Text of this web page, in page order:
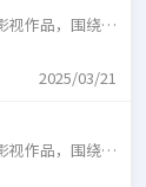
视作品，围绕危
紧凑，适合一
2025/03/21
视作品，围绕危
紧凑，适合一